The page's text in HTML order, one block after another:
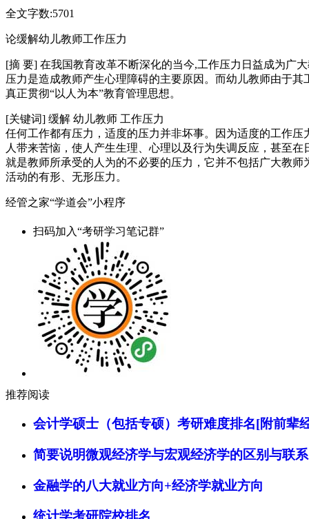
全文字数:5701
论缓解幼儿教师工作压力
[摘 要] 在我国教育改革不断深化的当今,工作压力日益成为广
压力是造成教师产生心理障碍的主要原因。而幼儿教师由于
真正贯彻“以人为本”教育管理思想。
[关键词] 缓解 幼儿教师 工作压力
任何工作都有压力，适度的压力并非坏事。因为适度的工作
人带来苦恼，使人产生生理、心理以及行为失调反应，甚至
就是教师所承受的人为的不必要的压力，它并不包括广大教
活动的有形、无形压力。
经管之家“学道会”小程序
扫码加入“考研学习笔记群”
推荐阅读
会计学硕士（包括专硕）考研难度排名[附前辈
简要说明微观经济学与宏观经济学的区别与联系
金融学的八大就业方向+经济学就业方向